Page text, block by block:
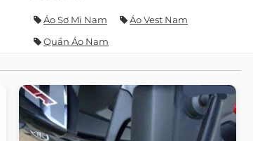
Áo Sơ Mi Nam
Áo Vest Nam
Quần Áo Nam